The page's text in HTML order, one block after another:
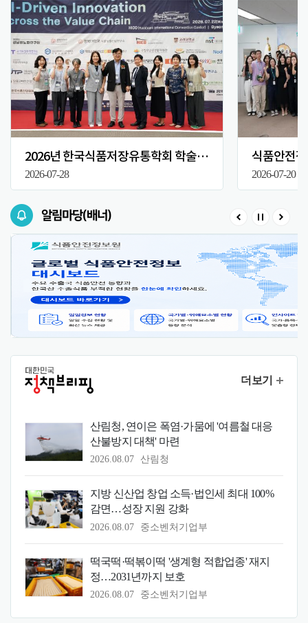
2026년 한국식품저장유통학회 학술대회
2026-07-28
식품안전
2026-07-20
알림마당(배너)